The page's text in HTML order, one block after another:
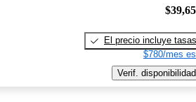
El precio incluye tasas
$780/mes
Verif. disponibilidad